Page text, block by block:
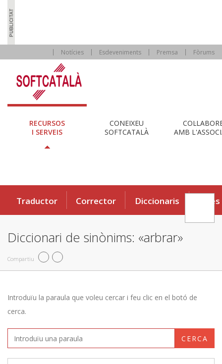
Notícies Esdeveniments Premsa Fòrums
RECURSOS
I SERVEIS
CONEIXEU
SOFTCATALÀ
AMB
Traductor Corrector Diccionaris Eines
Diccionari de sinònims: «arbrar»
Compartiu
Introduïu la paraula que voleu cercar i feu clic en el botó de
cerca.
CERCA